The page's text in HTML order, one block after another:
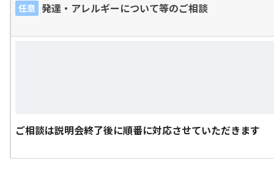
任意 発達・アレルギーについて等のご相談
ご相談は説明会終了後に順番に対応させていただきます